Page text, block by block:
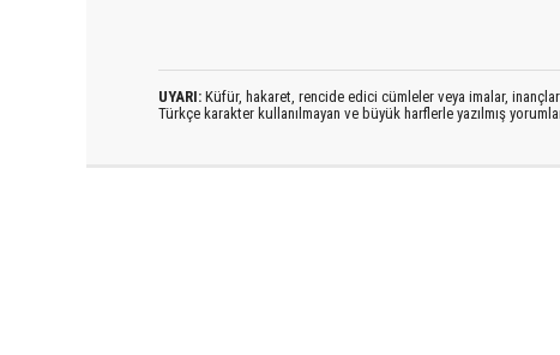
UYARI: Küfür, hakaret, rencide edici cümleler veya imalar,
Türkçe karakter kullanılmayan ve büyük harflerle yazılmış